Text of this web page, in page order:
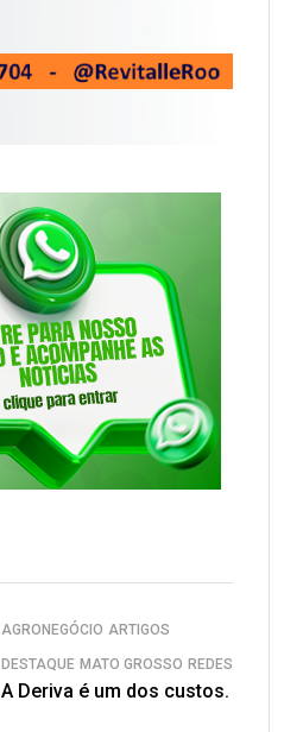
AGRONEGÓCIO ARTIGOS
DESTAQUE MATO GROSSO REDES
A Deriva é um dos custos.